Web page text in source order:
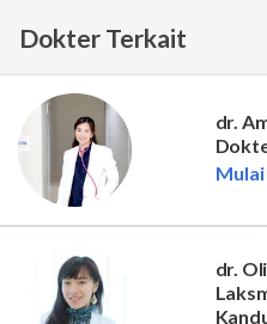
Dokter Terkait